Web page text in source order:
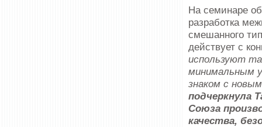
На семинаре
разработка
смешанного
действует с
используют
минимальным
знаком с
подчеркнула
Союза
качества,